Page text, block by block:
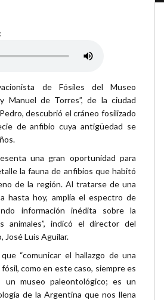
de Fósiles del Museo
Manuel de Torres”, de la ciudad
descubrió el cráneo fosilizado
de anfibio cuya antigüedad se
una gran oportunidad para
la fauna de anfibios que habitó
de la región. Al tratarse de una
hasta hoy, amplía el espectro de
información inédita sobre la
animales”, indicó el director del
José Luis Aguilar.
“comunicar el hallazgo de una
como en este caso, siempre es
un museo paleontológico; es un
de la Argentina que nos llena